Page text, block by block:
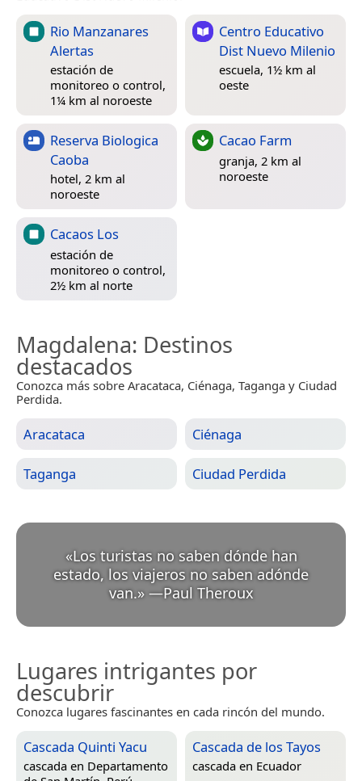
Rio Manzanares
Alertas
estación de
monitoreo o control,
1¼ km al noroeste
Centro Educativo
Dist Nuevo Milenio
escuela, 1½ km al
oeste
Reserva Biologica
Caoba
hotel, 2 km al
noroeste
Cacao Farm
granja, 2 km al
noroeste
Cacaos Los
estación de
monitoreo o control,
2½ km al norte
Magdalena: Destinos
destacados
Conozca más sobre Aracataca, Ciénaga, Taganga y Ciudad
Perdida.
Aracataca Ciénaga
Taganga Ciudad Perdida
«Los turistas no saben dónde han
estado, los viajeros no saben adónde
van.» —Paul Theroux
Lugares intrigantes por
descubrir
Conozca lugares fascinantes en cada rincón del mundo.
Cascada Quinti Yacu
cascada en Departamento
Cascada de los Tayos
cascada en Ecuador